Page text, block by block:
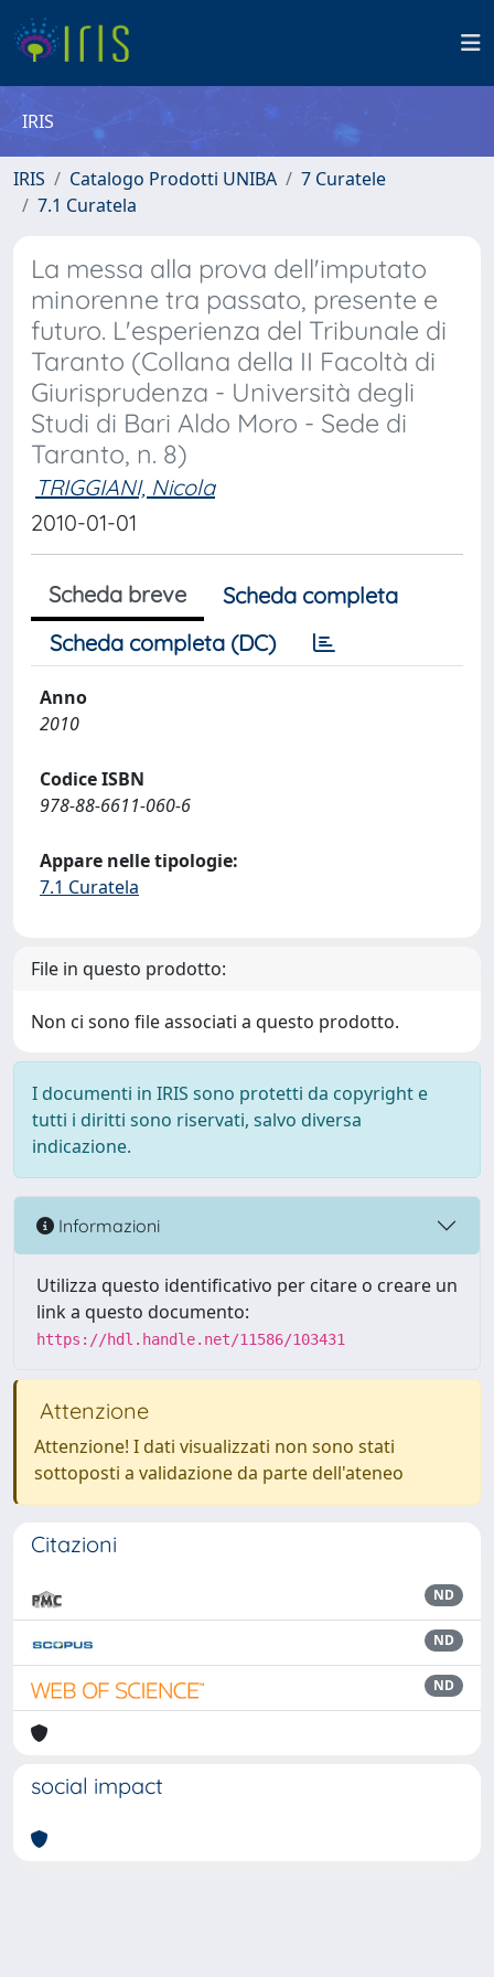
IRIS
IRIS Catalogo Prodotti UNIBA
7 Curatele
7.1 Curatela
La messa alla prova dell'imputato
minorenne tra passato, presente e
futuro. L'esperienza del Tribunale di
Taranto (Collana della II Facoltà di
Giurisprudenza - Università degli
Studi di Bari Aldo Moro - Sede di
Taranto, n. 8)
TRIGGIANI, Nicola
2010-01-01
Scheda breve
Scheda completa
Scheda completa (DC)
Anno
2010
Codice ISBN
978-88-6611-060-6
Appare nelle tipologie:
7.1 Curatela
File in questo prodotto:
Non ci sono file associati a questo prodotto.
I documenti in IRIS sono protetti da copyright e
tutti i diritti sono riservati, salvo diversa
indicazione.
Informazioni
Utilizza questo identificativo per citare o creare un
link a questo documento:
https://hdl.handle.net/11586/103431
Attenzione
Attenzione! I dati visualizzati non sono stati
sottoposti a validazione da parte dell'ateneo
Citazioni
ND
ND
ND
social impact